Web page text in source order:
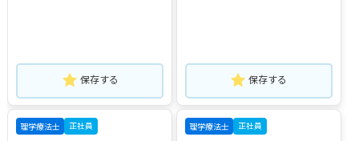
保存する 保存する
理学療法士 正社員 理学療法士 正社員